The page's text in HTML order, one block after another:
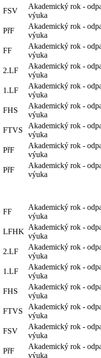
FSV
Akademický rok -
výuka
PřF
Akademický rok -
výuka
FF
Akademický rok -
výuka
2.LF
Akademický rok -
výuka
1.LF
Akademický rok -
výuka
FHS
Akademický rok -
výuka
FTVS
Akademický rok -
výuka
PřF
Akademický rok -
výuka
PřF
Akademický rok -
výuka
FF
Akademický rok -
výuka
LFHK
Akademický rok -
výuka
2.LF
Akademický rok -
výuka
1.LF
Akademický rok -
výuka
FHS
Akademický rok -
výuka
FTVS
Akademický rok -
výuka
FSV
Akademický rok -
výuka
PřF
Akademický rok -
výuka